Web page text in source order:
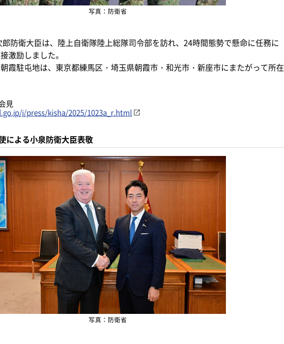
写真：防衛省
防衛大臣は、陸上自衛隊陸上総隊司令部を訪れ、24時間態勢で懸命に任務に
激励しました。
霞駐屯地は、東京都練馬区・埼玉県朝霞市・和光市・新座市にまたがって所在
見
j/press/kisha/2025/1023a_r.html
による小泉防衛大臣表敬
写真：防衛省